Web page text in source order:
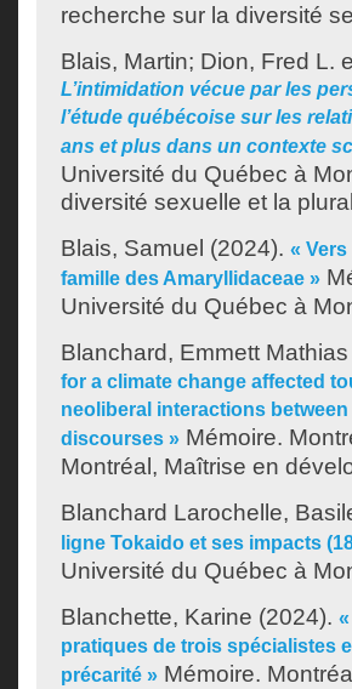
recherche sur la diversité
Blais, Martin; Dion, Fred L.
L’intimidation vécue par les
l’étude québécoise sur les
ans et plus dans un contexte
Université du Québec à
diversité sexuelle et la
Blais, Samuel (2024). «
famille des Amaryllidaceae »
Université du Québec à
Blanchard, Emmett Mathias
for a climate change affected
neoliberal interactions
discourses » Mémoire.
Montréal, Maîtrise en
Blanchard Larochelle,
ligne Tokaido et ses impacts
Université du Québec à
Blanchette, Karine (2024).
pratiques de trois spécialistes
précarité » Mémoire.